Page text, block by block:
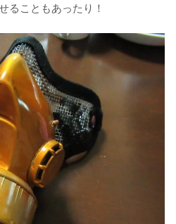
ることもあったり！